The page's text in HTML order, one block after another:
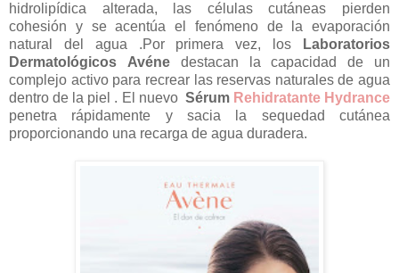
hidrolipídica alterada, las células cutáneas pierden
cohesión y se acentúa el fenómeno de la evaporación
natural del agua .Por primera vez, los
Laboratorios
Dermatológicos
Avéne destacan la capacidad de un
complejo activo para recrear las reservas naturales de agua
dentro de la piel . El nuevo Sérum Rehidratante Hydrance
penetra rápidamente y sacia la sequedad cutánea
proporcionando una recarga de agua duradera.